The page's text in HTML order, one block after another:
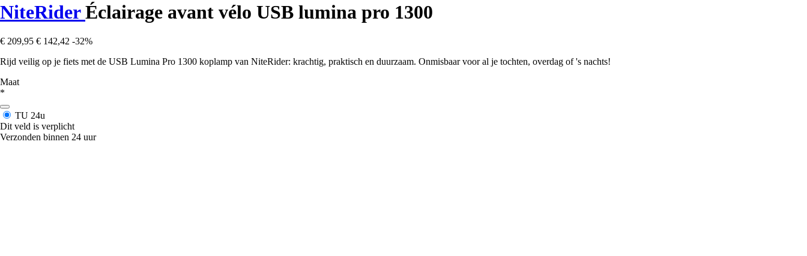
NiteRiderÉclairage avant vélo USB lumina pro 1300
€ 209,95 € 142,42 -32%
Rijd veilig op je fiets met de USB Lumina Pro 1300 koplamp van NiteRider: krachtig, praktisch en duurzaam. Onmisbaar voor al je tochten, overdag of 's nachts!
Maat
*
TU 24u
Dit veld is verplicht
Verzonden binnen 24 uur